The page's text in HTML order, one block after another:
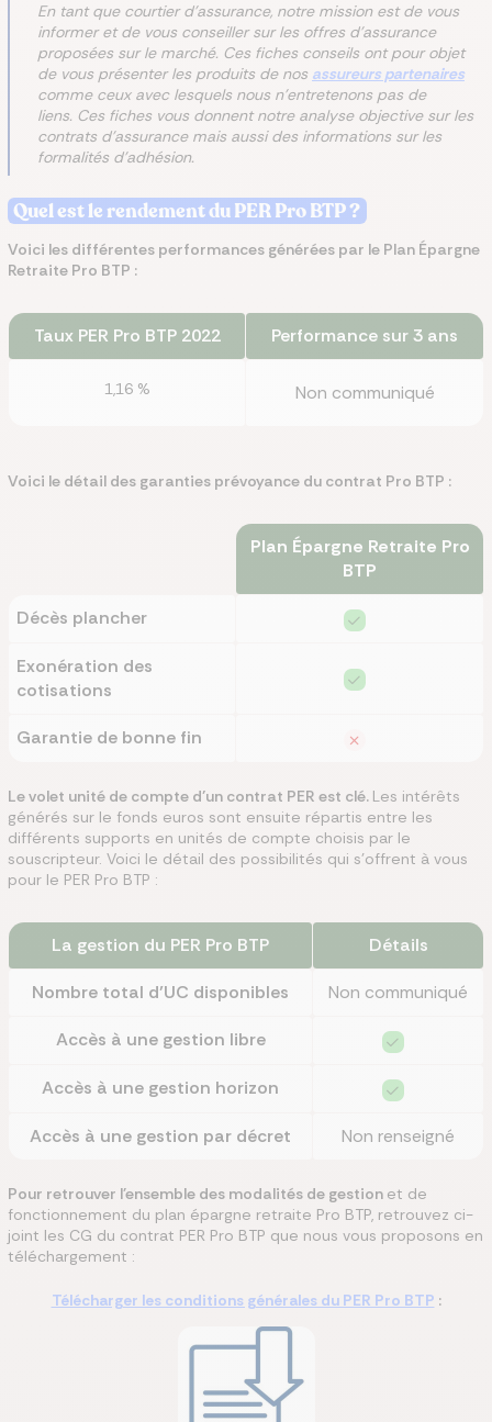
En tant que courtier d'assurance, notre mission est de vous
informer et de vous conseiller sur les offres d'assurance
proposées sur le marché. Ces fiches conseils ont pour objet
de vous présenter les produits de nos assureurs partenaires
comme ceux avec lesquels nous n'entretenons pas de
liens. Ces fiches vous donnent notre analyse objective sur les
contrats d'assurance mais aussi des informations sur les
formalités d'adhésion.
Quel est le rendement du PER Pro BTP ?
Voici les différentes performances générées par le Plan Épargne
Retraite Pro BTP :
Taux PER Pro BTP 2022 Performance sur 3 ans
1,16 % Non communiqué
Voici le détail des garanties prévoyance du contrat Pro BTP :
Plan Épargne Retraite Pro
BTP
Décès plancher
Exonération des
cotisations
Garantie de bonne fin
Le volet unité de compte d’un contrat PER est clé. Les intérêts
générés sur le fonds euros sont ensuite répartis entre les
différents supports en unités de compte choisis par le
souscripteur. Voici le détail des possibilités qui s’offrent à vous
pour le PER Pro BTP :
La gestion du PER Pro BTP Détails
Nombre total d’UC disponibles Non communiqué
Accès à une gestion libre
Accès à une gestion horizon
Accès à une gestion par décret Non renseigné
Pour retrouver l'ensemble des modalités de gestion et de
fonctionnement du plan épargne retraite Pro BTP, retrouvez ci-
joint les CG du contrat PER Pro BTP que nous vous proposons en
téléchargement :
Télécharger les conditions générales du PER Pro BTP :